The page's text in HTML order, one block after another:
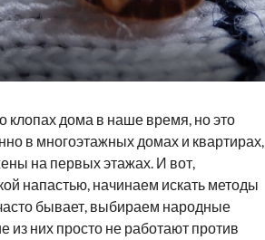
клопах дома в наше время, но это
в многоэтажных домах и квартирах,
на первых этажах. И вот,
напастью, начинаем искать методы
бывает, выбираем народные
из них просто не работают против